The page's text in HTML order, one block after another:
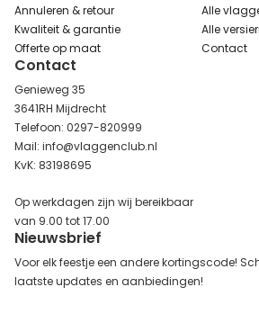
Annuleren & retour
Kwaliteit & garantie
Offerte op maat
Alle
Alle
Contact
Contact
Genieweg 35
3641RH Mijdrecht
Telefoon: 0297-820999
Mail: info@vlaggenclub.nl
KvK: 83198695
Op werkdagen zijn wij bereikbaar
van 9.00 tot 17.00
Nieuwsbrief
Voor elk feestje een andere kortingscode!
laatste updates en aanbiedingen!